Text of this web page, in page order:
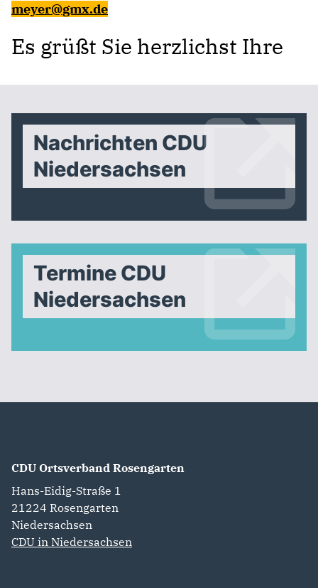
meyer@gmx.de
Es grüßt Sie herzlichst Ihre
Nachrichten CDU
Niedersachsen
Termine CDU
Niedersachsen
CDU Ortsverband Rosengarten
Hans-Eidig-Straße 1
21224 Rosengarten
Niedersachsen
CDU in Niedersachsen